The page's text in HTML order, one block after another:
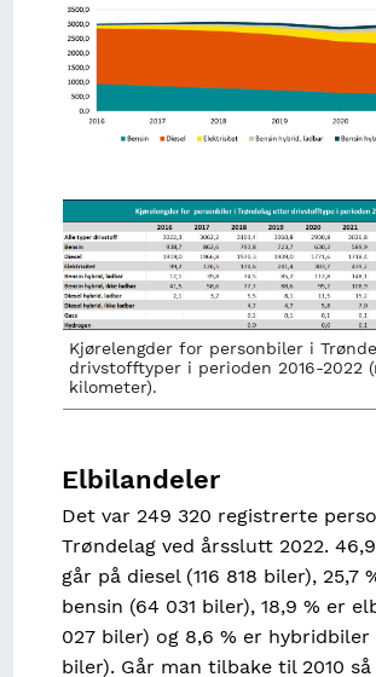
Kjørelengder for personbiler i
drivstofftyper i perioden 2016-2022
kilometer).
Elbilandeler
Det var 249 320 registrerte
Trøndelag ved årsslutt 2022.
går på diesel (116 818 biler), 25,7
bensin (64 031 biler), 18,9 % er
027 biler) og 8,6 % er hybridbiler
biler). Går man tilbake til 2010